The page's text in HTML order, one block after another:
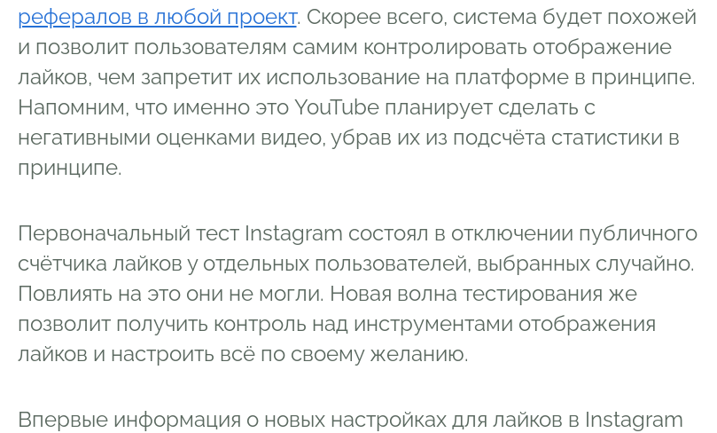
рефералов в любой проект. Скорее всего, система будет похожей
и позволит пользователям самим контролировать отображение
лайков, чем запретит их использование на платформе в принципе.
Напомним, что именно это YouTube планирует сделать с
негативными оценками видео, убрав их из подсчёта статистики в
принципе.
Первоначальный тест Instagram состоял в отключении публичного
счётчика лайков у отдельных пользователей, выбранных случайно.
Повлиять на это они не могли. Новая волна тестирования же
позволит получить контроль над инструментами отображения
лайков и настроить всё по своему желанию.
Впервые информация о новых настройках для лайков в Instagram